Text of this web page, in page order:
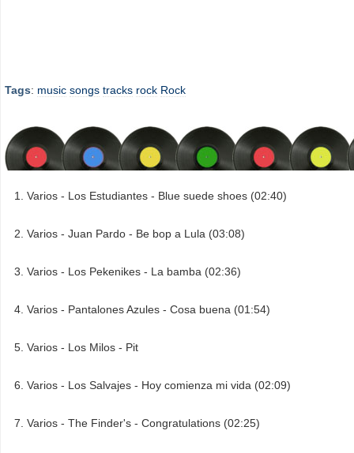
Tags: music songs tracks rock Rock
Varios - Los Estudiantes - Blue suede shoes (02:40)
Varios - Juan Pardo - Be bop a Lula (03:08)
Varios - Los Pekenikes - La bamba (02:36)
Varios - Pantalones Azules - Cosa buena (01:54)
Varios - Los Milos - Pit
Varios - Los Salvajes - Hoy comienza mi vida (02:09)
Varios - The Finder's - Congratulations (02:25)